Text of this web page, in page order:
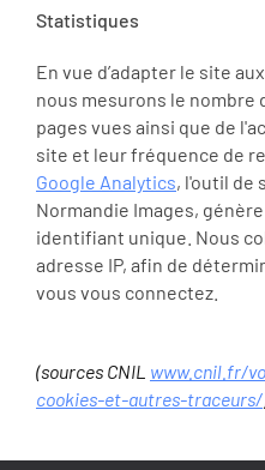
Statistiques
En vue d’adapter le site
nous mesurons le nombre
pages vues ainsi que de
site et leur fréquence de
Google Analytics, l'outil de
Normandie Images,
identifiant unique. Nous
adresse IP, afin de
vous vous connectez.
(sources CNIL www.cnil.fr/
cookies-et-autres-traceurs/